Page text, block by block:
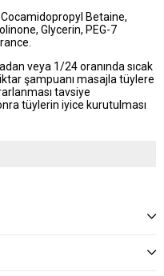
Betaine,
Glycerin, PEG-7
veya 1/24 oranında sıcak
şampuanı masajla tüylere
tavsiye
tüylerin iyice kurutulması